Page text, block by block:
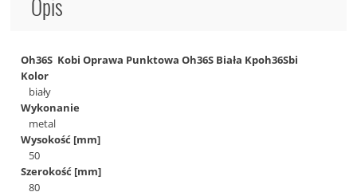
Opis
Oh36S Kobi Oprawa Punktowa Oh36S Biała Kpoh36Sbi
Kolor
biały
Wykonanie
metal
Wysokość [mm]
50
Szerokość [mm]
80